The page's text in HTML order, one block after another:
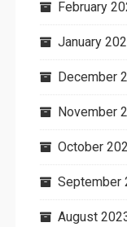
February
January
December
November
October
September
August